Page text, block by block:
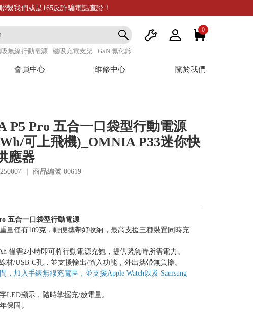
繫我們或是165反詐騙電話查證！
0
無線行動電源 磁吸充電支架 GaN 氮化鎵
會員中心 維修中心 關於我們
P5 Pro 五合一口袋型行動電源
可上飛機)_OMNIA P33迷你快
應器
｜ 商品編號 00619
五合一口袋型行動電源
量僅有109克，輕便攜帶好收納，最高支援三種裝置同時充
僅需2小時即可將行動電源充飽，提供緊急時所需電力。
材/USB-C孔，並支援輸出/輸入功能，外出攜帶無負擔。
，加入手錶無線充電區，並支援Apple Watch以及 Samsung
LED顯示，隨時掌握充/放電量。
保固。